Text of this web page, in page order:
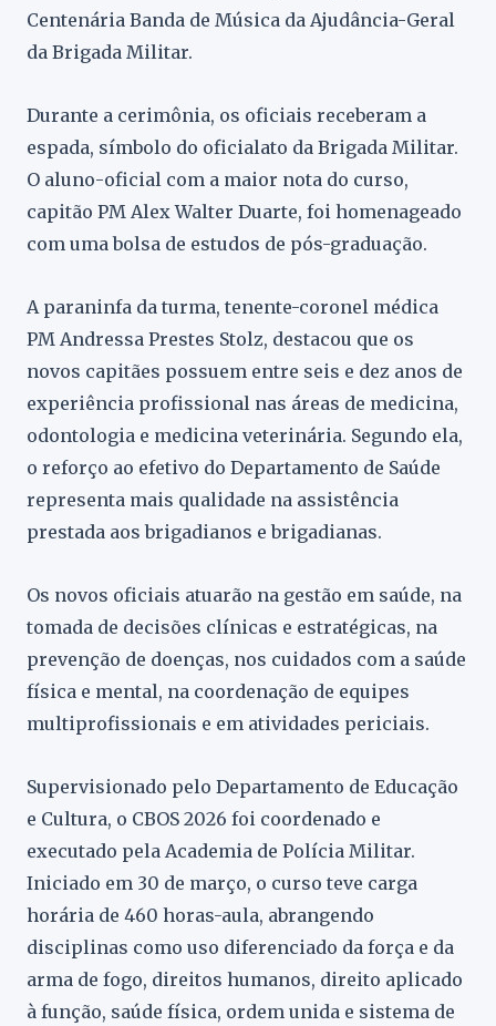
Centenária Banda de Música da Ajudância-Geral
da Brigada Militar.
Durante a cerimônia, os oficiais receberam a
espada, símbolo do oficialato da Brigada Militar.
O aluno-oficial com a maior nota do curso,
capitão PM Alex Walter Duarte, foi homenageado
com uma bolsa de estudos de pós-graduação.
A paraninfa da turma, tenente-coronel médica
PM Andressa Prestes Stolz, destacou que os
novos capitães possuem entre seis e dez anos de
experiência profissional nas áreas de medicina,
odontologia e medicina veterinária. Segundo ela,
o reforço ao efetivo do Departamento de Saúde
representa mais qualidade na assistência
prestada aos brigadianos e brigadianas.
Os novos oficiais atuarão na gestão em saúde, na
tomada de decisões clínicas e estratégicas, na
prevenção de doenças, nos cuidados com a saúde
física e mental, na coordenação de equipes
multiprofissionais e em atividades periciais.
Supervisionado pelo Departamento de Educação
e Cultura, o CBOS 2026 foi coordenado e
executado pela Academia de Polícia Militar.
Iniciado em 30 de março, o curso teve carga
horária de 460 horas-aula, abrangendo
disciplinas como uso diferenciado da força e da
arma de fogo, direitos humanos, direito aplicado
à função, saúde física, ordem unida e sistema de